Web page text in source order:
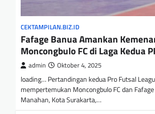
CEKTAMPILAN.BIZ.ID
Fafage Banua Amankan
Moncongbulo FC di Laga Kedua
admin Oktober 4, 2025
loading… Pertandingan kedua Pro Futsal
mempertemukan Moncongbulo FC dan
Manahan, Kota Surakarta,…